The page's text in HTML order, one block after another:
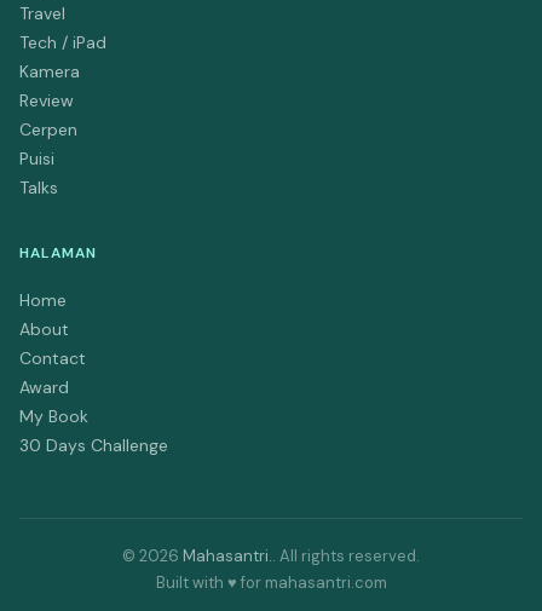
Travel
Tech / iPad
Kamera
Review
Cerpen
Puisi
Talks
HALAMAN
Home
About
Contact
Award
My Book
30 Days Challenge
© 2026 Mahasantri.. All rights reserved.
Built with ♥ for mahasantri.com